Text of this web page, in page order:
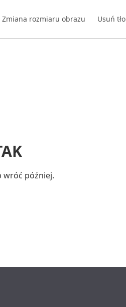
Zmiana rozmiaru obrazu Usuń tło
wróć później.